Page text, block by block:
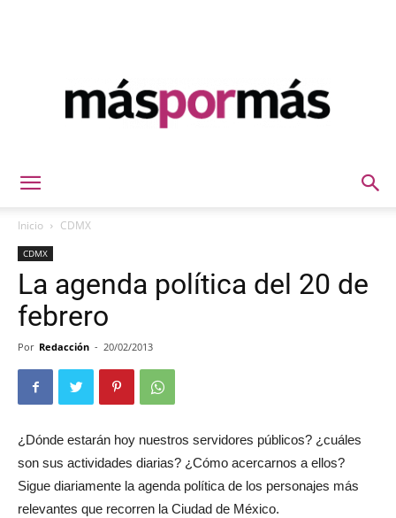
Inicio CDMX
CDMX
La agenda política del 20 de
febrero
Por Redacción - 20/02/2013
¿Dónde estarán hoy nuestros servidores públicos? ¿cuáles
son sus actividades diarias? ¿Cómo acercarnos a ellos?
Sigue diariamente la agenda política de los personajes más
relevantes que recorren la Ciudad de México.